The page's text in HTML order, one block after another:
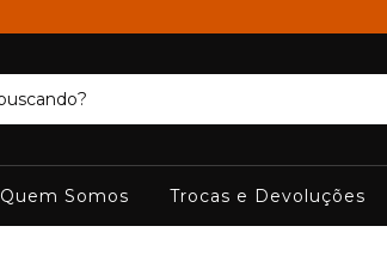
Quem Somos Trocas e Devoluções